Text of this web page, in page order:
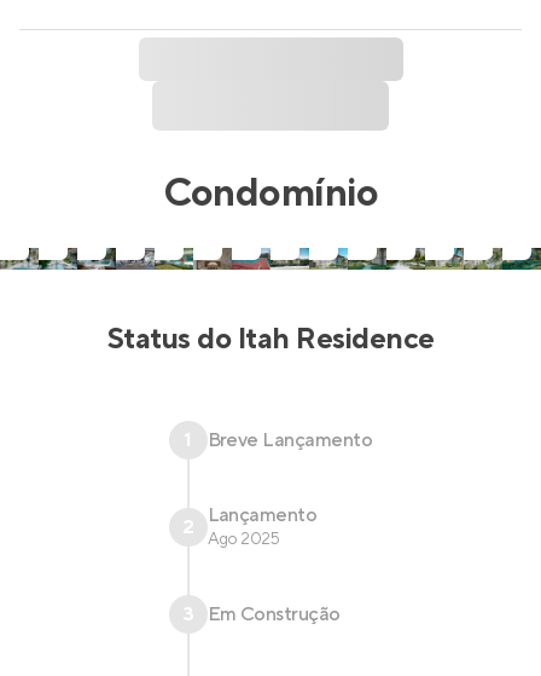
Condomínio
Status do Itah Residence
1 Breve Lançamento
2 Lançamento
Ago 2025
3 Em Construção